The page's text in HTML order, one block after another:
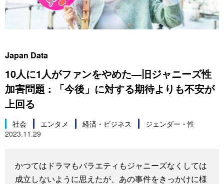
العربية
経済・ビジネス
社会
文化
科学・技術
スポーツ・東京2020
トップ
In-depth
旅と暮らし
動画/Live
Books
Topics
スポーツ・東京2020
お知らせ
Japan Data
10人に1人がファンをやめた―旧ジャニーズ性
加害問題 : 「今後」に対する期待よりも不安が
上回る
社会 エンタメ 経済・ビジネス
ジェンダー・性
2023.11.29
かつてはドラマもバラエティもジャニーズなくしては
成立しないように思えたが、あの事件をきっかけに様